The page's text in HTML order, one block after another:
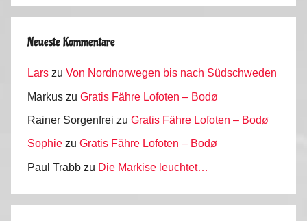
Neueste Kommentare
Lars zu Von Nordnorwegen bis nach Südschweden
Markus zu Gratis Fähre Lofoten – Bodø
Rainer Sorgenfrei zu Gratis Fähre Lofoten – Bodø
Sophie zu Gratis Fähre Lofoten – Bodø
Paul Trabb zu Die Markise leuchtet…